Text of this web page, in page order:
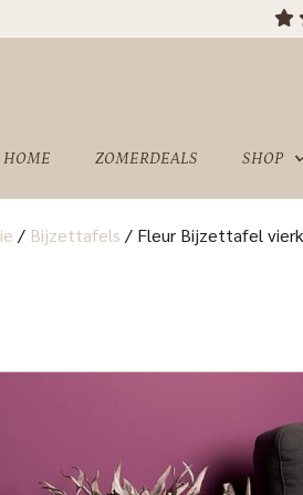
HOME ZOMERDEALS SHOP
/ Bijzettafels / Fleur Bijzettafel